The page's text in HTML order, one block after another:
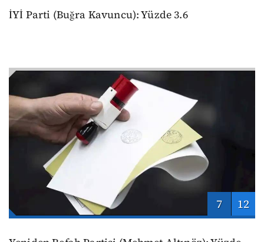
İYİ Parti (Buğra Kavuncu): Yüzde 3.6
7 12